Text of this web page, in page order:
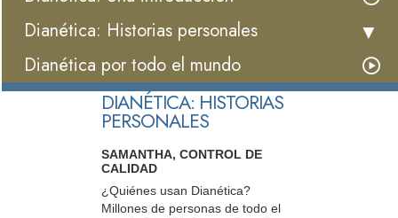
Dianética: Historias personales
Dianética por todo el mundo
DIANÉTICA: HISTORIAS
PERSONALES
SAMANTHA, CONTROL DE
CALIDAD
¿Quiénes usan Dianética?
Millones de personas de todo el